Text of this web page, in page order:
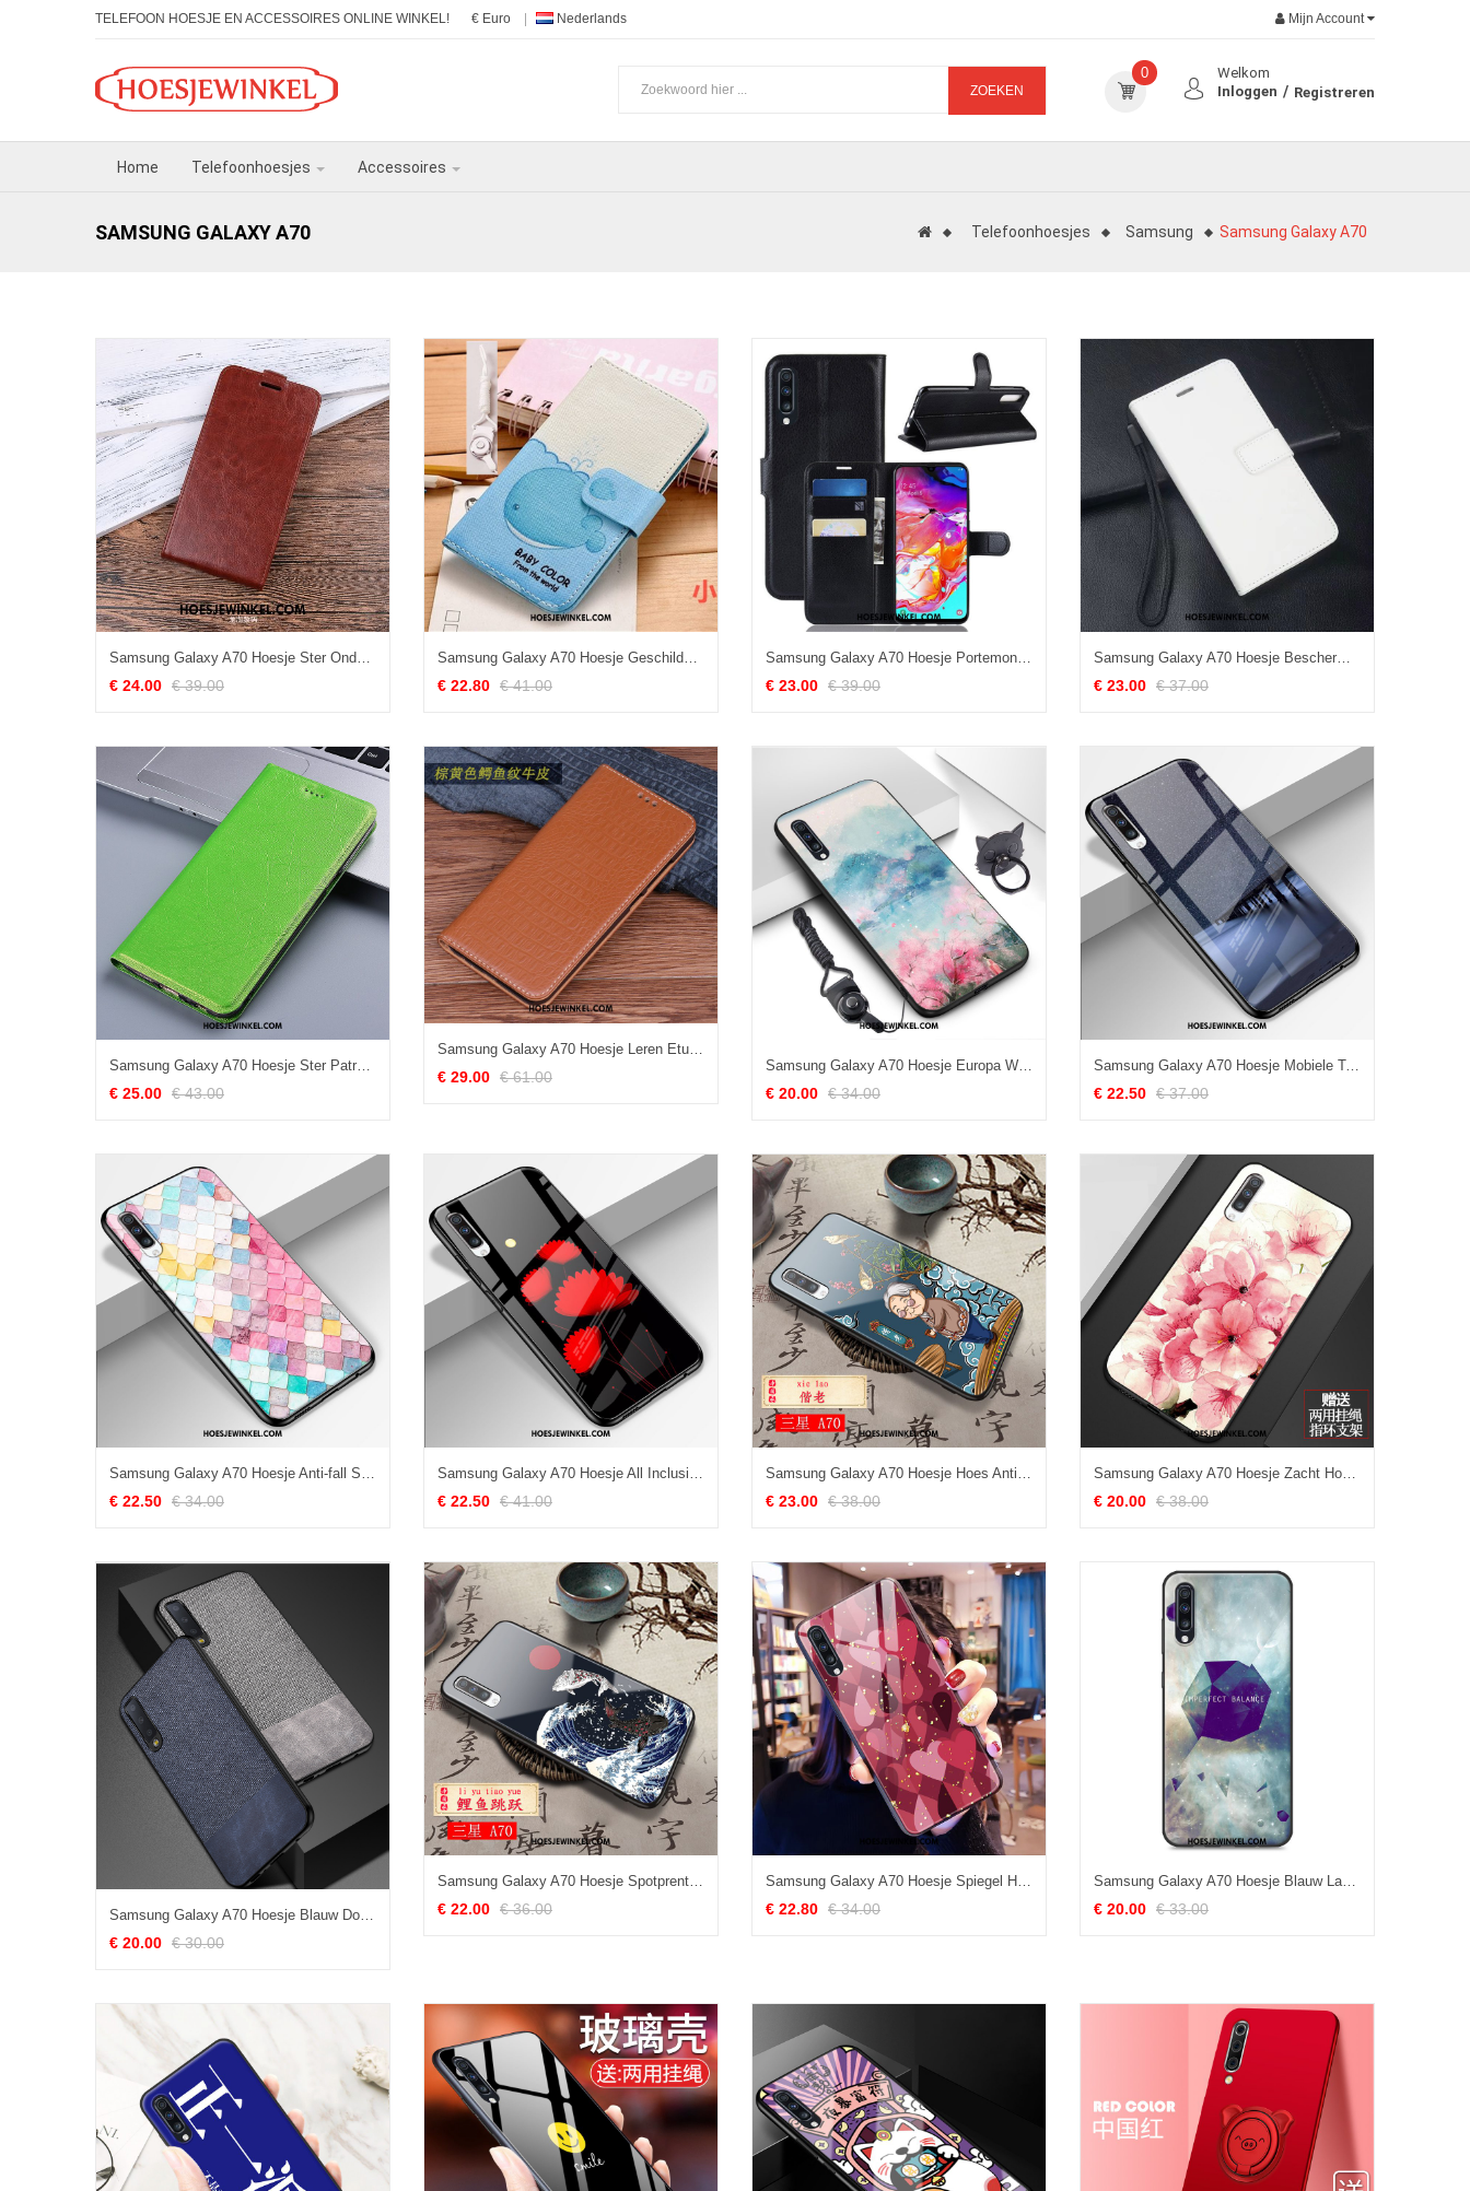
TELEFOON HOESJE EN ACCESSOIRES ONLINE WINKEL! € Euro Nederlands Mijn Account
ZOEKEN
Welkom
Inloggen
Registreren
0
Home Telefoonhoesjes Accessoires
SAMSUNG GALAXY A70 Telefoonhoesjes Samsung Samsung Galaxy A70
Samsung Galaxy A70 Hoesje Ster Ondersteuning Leren Etui, Samsung Galaxy A70 Hoesje Folio Anti-fall Braun
€ 24.00 € 39.00
Samsung Galaxy A70 Hoesje Geschilderd Mobiele Telefoon Ster, Samsung Galaxy A70 Hoesje Anti-fall Hoes
€ 22.80 € 41.00
Samsung Galaxy A70 Hoesje Portemonnee Hoes Leren Etui, Samsung Galaxy A70 Hoesje Trend Mobiele Telefoon
€ 23.00 € 39.00
Samsung Galaxy A70 Hoesje Bescherming Clamshell All Inclusive, Samsung Galaxy A70 Hoesje Portemonnee Skärmskydd
€ 23.00 € 37.00
Samsung Galaxy A70 Hoesje Ster Patroon Clamshell, Samsung Galaxy A70 Hoesje Groen All Inclusive
€ 25.00 € 43.00
Samsung Galaxy A70 Hoesje Leren Etui Anti-fall Bescherming, Samsung Galaxy A70 Hoesje Hoes Skärmskydd Braun
€ 29.00 € 61.00
Samsung Galaxy A70 Hoesje Europa Wind Original, Samsung Galaxy A70 Hoesje Ster Anti-fall
€ 20.00 € 34.00
Samsung Galaxy A70 Hoesje Mobiele Telefoon Spiegel Anti-fall, Samsung Galaxy A70 Hoesje Donkerblauw Siliconen
€ 22.50 € 37.00
Samsung Galaxy A70 Hoesje Anti-fall Ster Roze, Samsung Galaxy A70 Hoesje Mobiele Telefoon Lovers
€ 22.50 € 34.00
Samsung Galaxy A70 Hoesje All Inclusive Mobiele Telefoon Hoes, Samsung Galaxy A70 Hoesje Zwart Spotprent
€ 22.50 € 41.00
Samsung Galaxy A70 Hoesje Hoes Anti-fall Mode, Samsung Galaxy A70 Hoesje Mobiele Telefoon Bescherming
€ 23.00 € 38.00
Samsung Galaxy A70 Hoesje Zacht Hoes Siliconen, Samsung Galaxy A70 Hoesje Eenvoudige Ster
€ 20.00 € 38.00
€ 20.00 € 30.00
Samsung Galaxy A70 Hoesje Spotprent Anti-fall Hoes, Samsung Galaxy A70 Hoesje Bescherming Siliconen
€ 22.00 € 36.00
Samsung Galaxy A70 Hoesje Spiegel Hoes Trendy Merk, Samsung Galaxy A70 Hoesje Bescherming Liefde
€ 22.80 € 34.00
Samsung Galaxy A70 Hoesje Blauw Landschap Nieuw, Samsung Galaxy A70 Hoesje Bescherming Eenvoudige
€ 20.00 € 33.00